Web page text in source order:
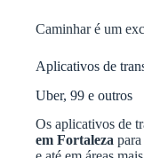
Caminhar é um
Aplicativos de
Uber, 99 e outros
Os aplicativos de
em Fortaleza